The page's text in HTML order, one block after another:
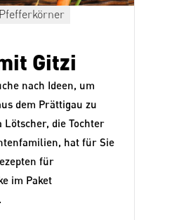
Gitzi
nach Ideen, um
dem Prättigau zu
die Tochter
hat für Sie
für
im Paket